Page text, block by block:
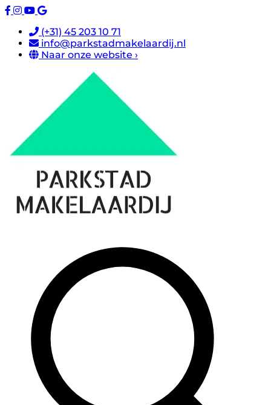
(+31) 45 203 10 71
info@parkstadmakelaardij.nl
Naar onze website ›